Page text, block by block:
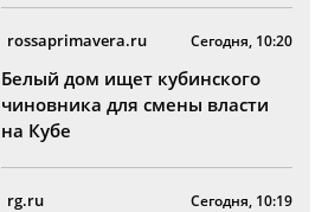
rossaprimavera.ru Сегодня, 10:20
Белый дом ищет кубинского
чиновника для смены власти
на Кубе
rg.ru Сегодня, 10:19